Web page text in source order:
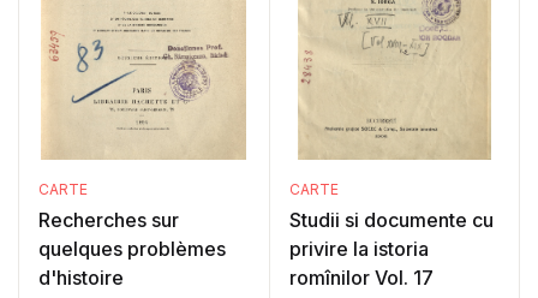
CARTE
Recherches sur
quelques problèmes
d'histoire
CARTE
Studii si documente cu
privire la istoria
romînilor Vol. 17